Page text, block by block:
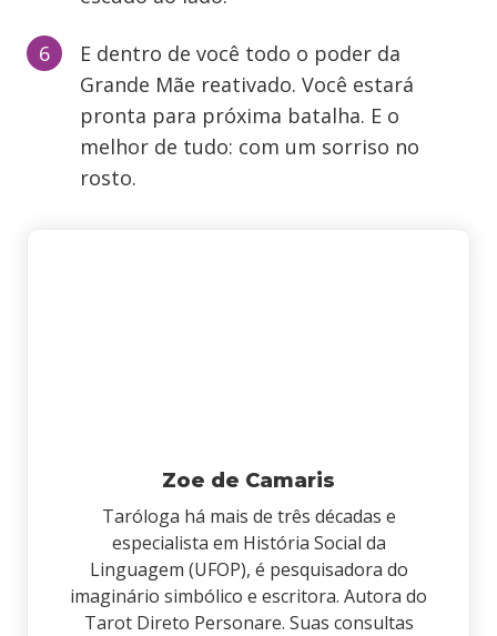
E dentro de você todo o poder da
Grande Mãe reativado. Você estará
pronta para próxima batalha. E o
melhor de tudo: com um sorriso no
rosto.
Zoe de Camaris
Taróloga há mais de três décadas e
especialista em História Social da
Linguagem (UFOP), é pesquisadora do
imaginário simbólico e escritora. Autora do
Tarot Direto Personare. Suas consultas